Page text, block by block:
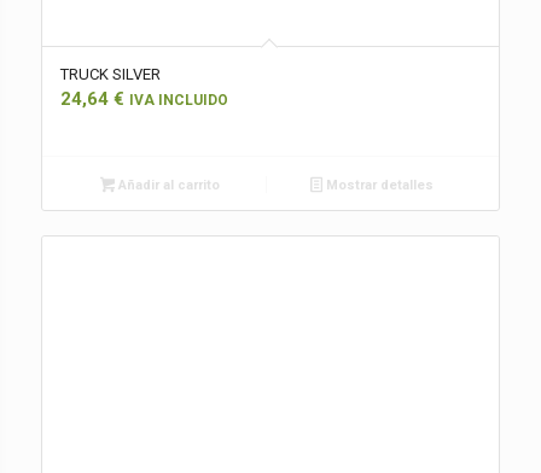
TRUCK SILVER
24,64 € IVA INCLUIDO
Añadir al carrito Mostrar detalles